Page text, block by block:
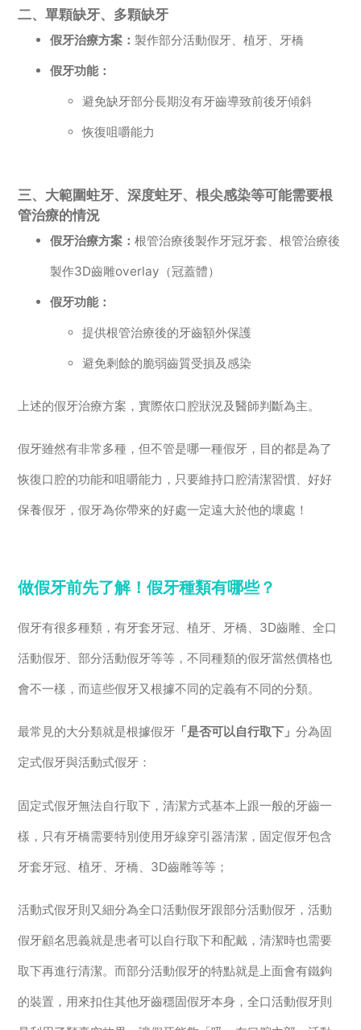
二、單顆缺牙、多顆缺牙
假牙治療方案：製作部分活動假牙、植牙、牙橋
假牙功能：
避免缺牙部分長期沒有牙齒導致前後牙傾斜
恢復咀嚼能力
三、大範圍蛀牙、深度蛀牙、根尖感染等可能需要根
管治療的情況
假牙治療方案：根管治療後製作牙冠牙套、根管治療後
製作3D齒雕overlay（冠蓋體）
假牙功能：
提供根管治療後的牙齒額外保護
避免剩餘的脆弱齒質受損及感染
上述的假牙治療方案，實際依口腔狀況及醫師判斷為主。
假牙雖然有非常多種，但不管是哪一種假牙，目的都是為了
恢復口腔的功能和咀嚼能力，只要維持口腔清潔習慣、好好
保養假牙，假牙為你帶來的好處一定遠大於他的壞處！
做假牙前先了解！假牙種類有哪些？
假牙有很多種類，有牙套牙冠、植牙、牙橋、3D齒雕、全口
活動假牙、部分活動假牙等等，不同種類的假牙當然價格也
會不一樣，而這些假牙又根據不同的定義有不同的分類。
最常見的大分類就是根據假牙 「是否可以自行取下」分為固
定式假牙與活動式假牙：
固定式假牙無法自行取下，清潔方式基本上跟一般的牙齒一
樣，只有牙橋需要特別使用牙線穿引器清潔，固定假牙包含
牙套牙冠、植牙、牙橋、3D齒雕等等；
活動式假牙則又細分為全口活動假牙跟部分活動假牙，活動
假牙顧名思義就是患者可以自行取下和配戴，清潔時也需要
取下再進行清潔。而部分活動假牙的特點就是上面會有鐵鉤
的裝置，用來扣住其他牙齒穩固假牙本身，全口活動假牙則